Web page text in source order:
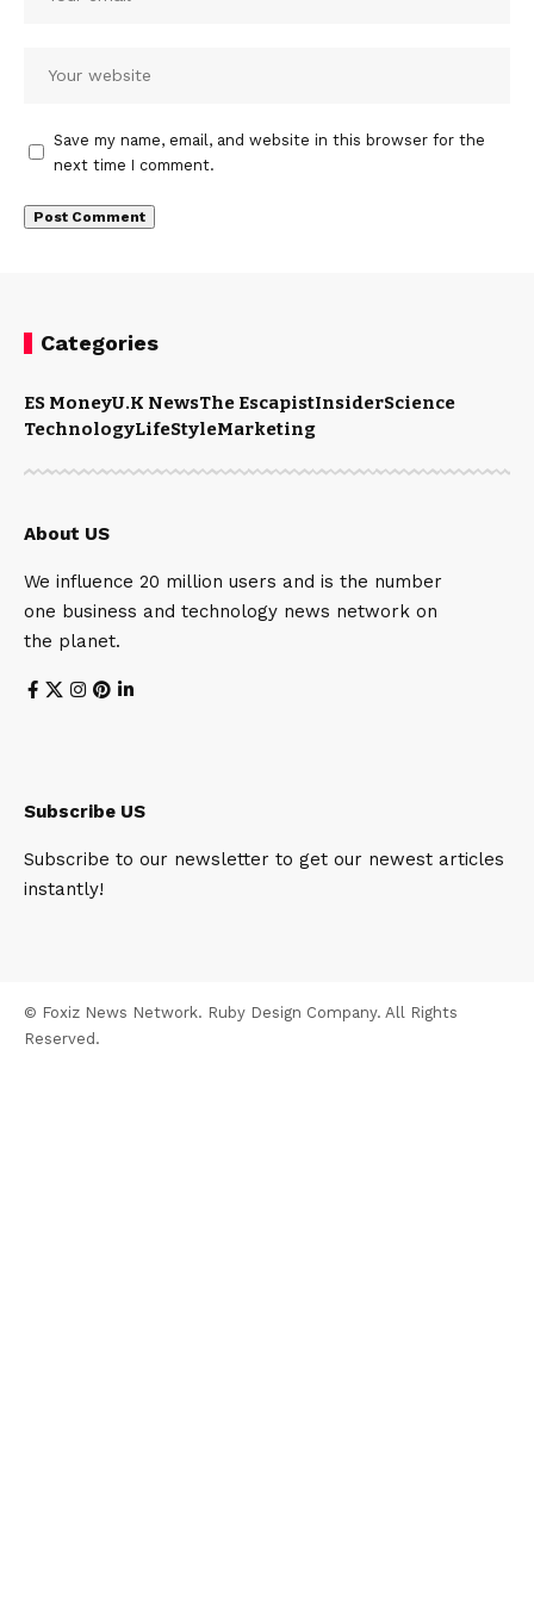
Save my name, email, and website in this browser for the
next time I comment.
Categories
ES MoneyU.K NewsThe EscapistInsiderScience
TechnologyLifeStyleMarketing
About US
We influence 20 million users and is the number
one business and technology news network on
the planet.
Subscribe US
Subscribe to our newsletter to get our newest articles
instantly!
© Foxiz News Network. Ruby Design Company. All Rights
Reserved.